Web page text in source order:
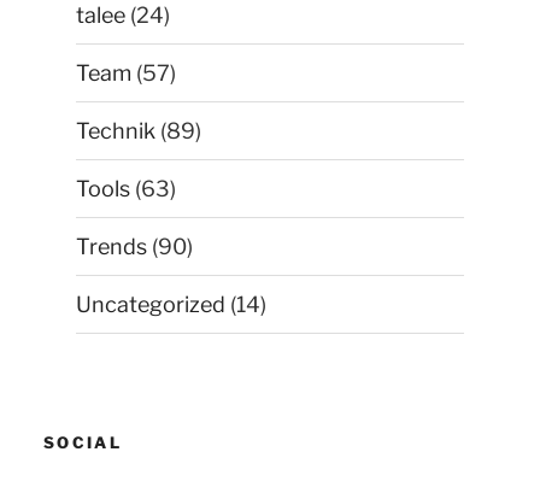
talee (24)
Team (57)
Technik (89)
Tools (63)
Trends (90)
Uncategorized (14)
SOCIAL